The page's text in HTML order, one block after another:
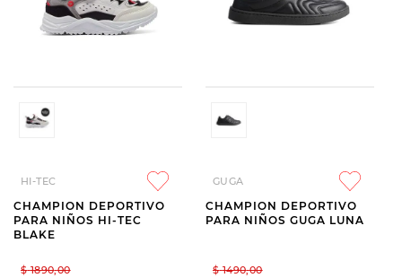
HI-TEC
CHAMPION DEPORTIVO
PARA NIÑOS HI-TEC
BLAKE
$ 1890,00
GUGA
CHAMPION DEPORTIVO
PARA NIÑOS GUGA LUNA
$ 1490,00